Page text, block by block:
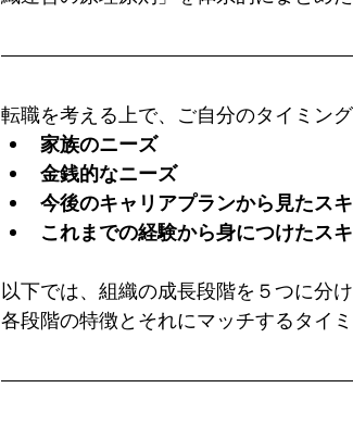
転職を考える上で、ご自分のタイミン
家族のニーズ
金銭的なニーズ
今後のキャリアプランから見たス
これまでの経験から身につけたス
以下では、組織の成長段階を５つに分け
各段階の特徴とそれにマッチするタイ